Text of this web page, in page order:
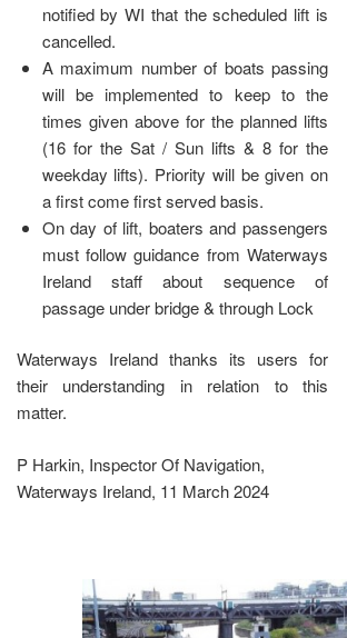
notified by WI that the scheduled lift is
cancelled.
A maximum number of boats passing
will be implemented to keep to the
times given above for the planned lifts
(16 for the Sat / Sun lifts & 8 for the
weekday lifts). Priority will be given on
a first come first served basis.
On day of lift, boaters and passengers
must follow guidance from Waterways
Ireland staff about sequence of
passage under bridge & through Lock
Waterways Ireland thanks its users for
their understanding in relation to this
matter.
P Harkin, Inspector Of Navigation,
Waterways Ireland, 11 March 2024